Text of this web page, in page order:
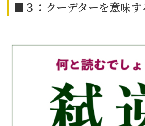
■３： クーデターを意味